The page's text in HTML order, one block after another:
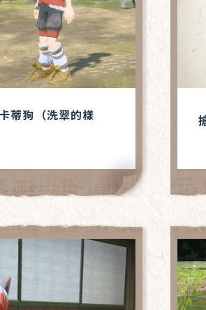
蒂狗（洗翠的樣